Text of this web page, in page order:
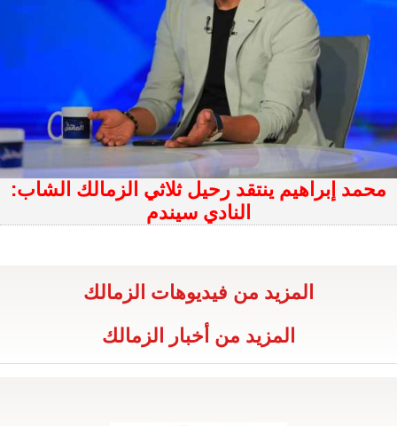
محمد إبراهيم ينتقد رحيل ثلاثي الزمالك الشاب:
النادي سيندم
المزيد من فيديوهات الزمالك
المزيد من أخبار الزمالك